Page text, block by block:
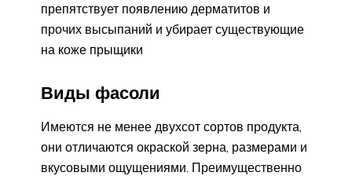
препятствует появлению дерматитов и
прочих высыпаний и убирает существующие
на коже прыщики
Виды фасоли
Имеются не менее двухсот сортов продукта,
они отличаются окраской зерна, размерами и
вкусовыми ощущениями. Преимущественно